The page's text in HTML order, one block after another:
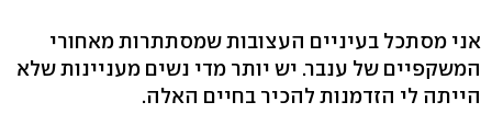
אני מסתכל בעיניים העצובות שמסתתרות מאחורי
המשקפיים של ענבר. יש יותר מדי נשים מעניינות שלא
הייתה לי הזדמנות להכיר בחיים האלה.